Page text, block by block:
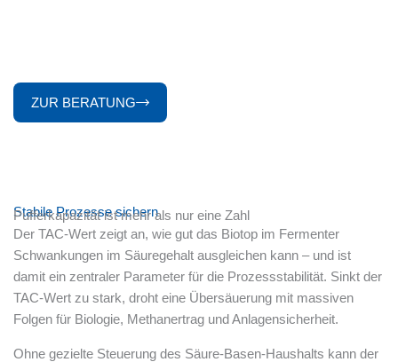
ZUR BERATUNG
Stabile Prozesse sichern
Pufferkapazität ist mehr als nur eine Zahl
Der TAC-Wert zeigt an, wie gut das Biotop im Fermenter
Schwankungen im Säuregehalt ausgleichen kann – und ist
damit ein zentraler Parameter für die Prozessstabilität. Sinkt der
TAC-Wert zu stark, droht eine Übersäuerung mit massiven
Folgen für Biologie, Methanertrag und Anlagensicherheit.
Ohne gezielte Steuerung des Säure-Basen-Haushalts kann der